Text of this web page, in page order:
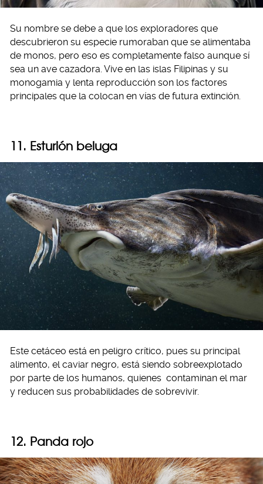
Su nombre se debe a que los exploradores que
descubrieron su especie rumoraban que se alimentaba
de monos, pero eso es completamente falso aunque sí
sea un ave cazadora. Vive en las islas Filipinas y su
monogamia y lenta reproducción son los factores
principales que la colocan en vías de futura extinción.
11. Esturión beluga
Este cetáceo está en peligro crítico, pues su principal
alimento, el caviar negro, está siendo sobreexplotado
por parte de los humanos, quienes contaminan el mar
y reducen sus probabilidades de sobrevivir.
12. Panda rojo